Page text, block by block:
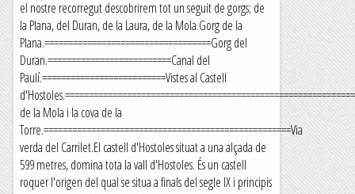
el nostre recorregut descobrirem tot un seguit de gorgs; de
la Plana, del Duran, de la Laura, de la Mola.Gorg de la
Plana.===================================Gorg del
Duran.==========================Canal del
Paulí.==========================Vistes al Castell
de la Mola i la cova de la
Torre.====================================================Via
verda del Carrilet.El castell d'Hostoles situat a una alçada de
599 metres, domina tota la vall d'Hostoles. És un castell
roquer l'origen del qual se situa a finals del segle IX i principis